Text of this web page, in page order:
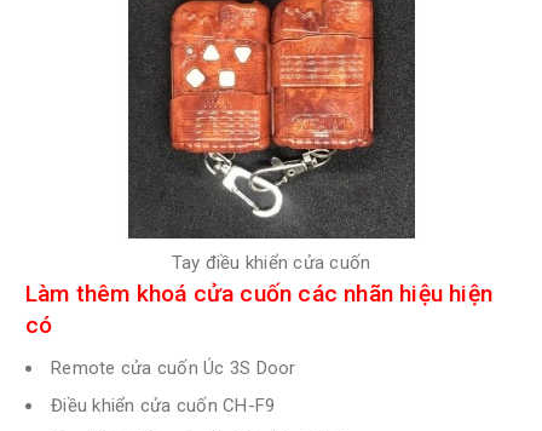
Tay điều khiển cửa cuốn
Làm thêm khoá cửa cuốn các nhãn hiệu hiện
có
Remote cửa cuốn Úc 3S Door
Điều khiển cửa cuốn CH-F9